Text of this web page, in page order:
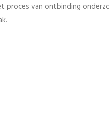
proces van ontbinding